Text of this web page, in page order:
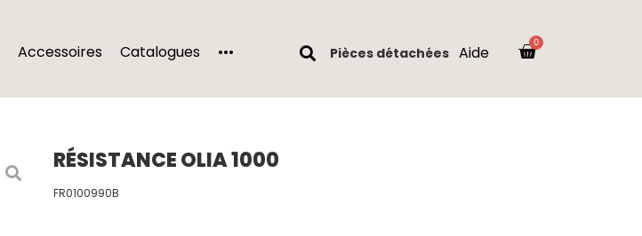
Accessoires Catalogues ··· Pièces détachées Aide
RÉSISTANCE OLIA 1000
FR0100990B